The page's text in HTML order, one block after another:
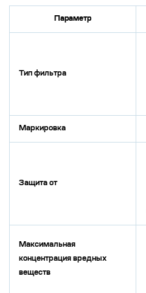
Параметр
Тип фильтра
Маркировка
Защита от
Максимальная
концентрация вредных
веществ